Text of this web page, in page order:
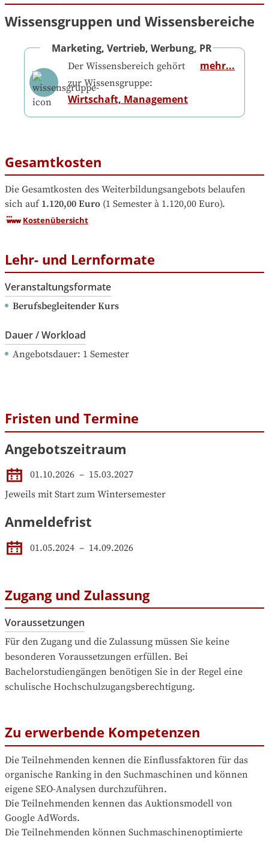
Wissensgruppen und Wissensbereiche
Marketing, Vertrieb, Werbung, PR
Der Wissensbereich gehört
zur Wissensgruppe:
Wirtschaft, Management
mehr...
Gesamtkosten
Die Gesamtkosten des Weiterbildungsangebots belaufen
sich auf 1.120,00 Euro (1 Semester à 1.120,00 Euro).
Kostenübersicht
Lehr- und Lernformate
Veranstaltungsformate
Berufsbegleitender Kurs
Dauer / Workload
Angebotsdauer: 1 Semester
Fristen und Termine
Angebotszeitraum
01.10.2026 – 15.03.2027
Jeweils mit Start zum Wintersemester
Anmeldefrist
01.05.2024 – 14.09.2026
Zugang und Zulassung
Voraussetzungen
Für den Zugang und die Zulassung müssen Sie keine
besonderen Voraussetzungen erfüllen. Bei
Bachelorstudiengängen benötigen Sie in der Regel eine
schulische Hochschulzugangsberechtigung.
Zu erwerbende Kompetenzen
Die Teilnehmenden kennen die Einflussfaktoren für das
organische Ranking in den Suchmaschinen und können
eigene SEO-Analysen durchzuführen.
Die Teilnehmenden kennen das Auktionsmodell von
Google AdWords.
Die Teilnehmenden können Suchmaschinenoptimierte